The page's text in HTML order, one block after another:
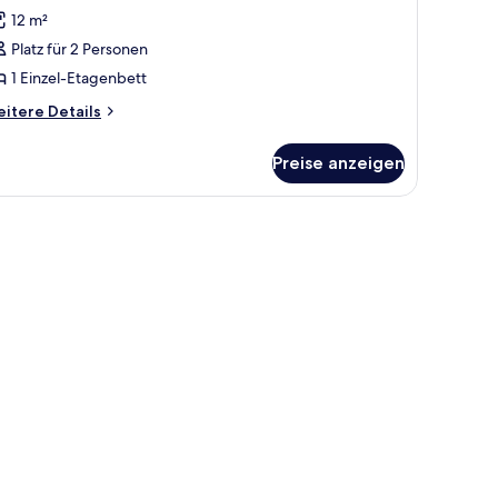
12 m²
Platz für 2 Personen
1 Einzel-Etagenbett
Details
Preise anzeigen